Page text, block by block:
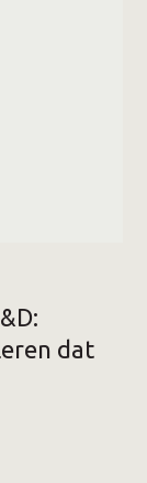
dat